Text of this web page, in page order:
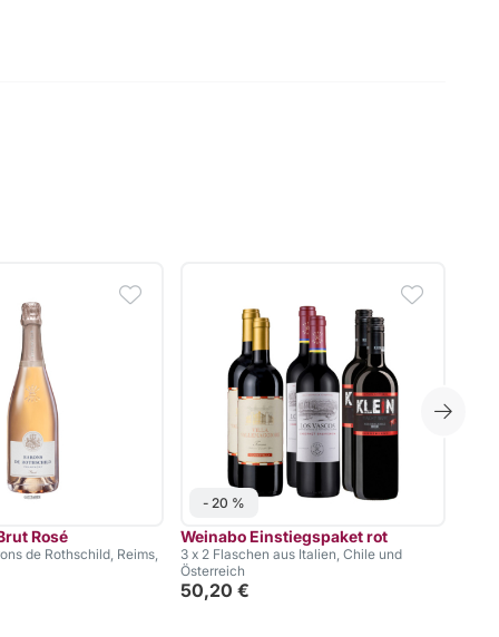
Rosé
de Rothschild, Reims,
- 20 %
Weinabo Einstiegspaket rot
3 x 2 Flaschen aus Italien, Chile und
Österreich
50,20 €